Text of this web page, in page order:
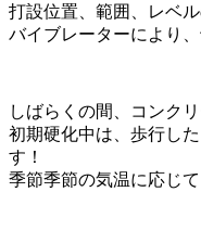
打設位置、範囲、レベ
バイブレーターにより
しばらくの間、コンク
初期硬化中は、歩行し
す！
季節季節の気温に応じ